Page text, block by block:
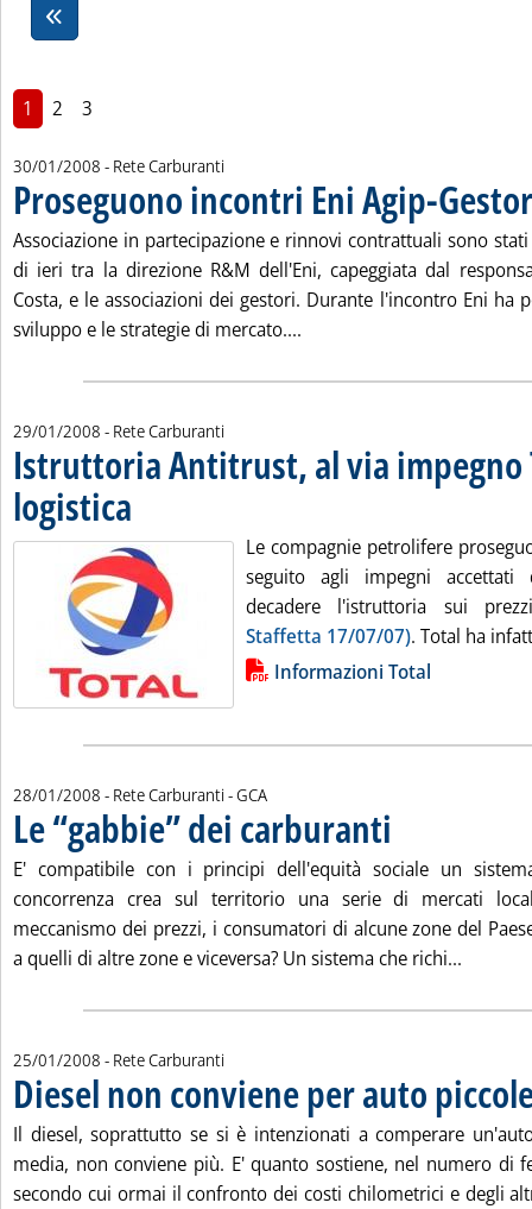
1 2 3
30/01/2008 - Rete Carburanti
Proseguono incontri Eni Agip-
Associazione in partecipazione e rinnovi contrattuali sono
di ieri tra la direzione R&M dell'Eni, capeggiata dal
Costa, e le associazioni dei gestori. Durante l'incontro Eni ha
sviluppo e le strategie di mercato....
29/01/2008 - Rete Carburanti
Istruttoria Antitrust, al via impegno
logistica
Le compagnie petrolifere
seguito agli impegni accettati
decadere l'istruttoria sui
Staffetta 17/07/07). Total ha
Lista allegati PDF alla notiziaInformazioni Total
28/01/2008 - Rete Carburanti -di:
GCA
Le “gabbie” dei carburanti
E' compatibile con i principi dell'equità sociale un
concorrenza crea sul territorio una serie di mercati
meccanismo dei prezzi, i consumatori di alcune zone del
a quelli di altre zone e viceversa? Un sistema che richi...
25/01/2008 - Rete Carburanti
Diesel non conviene per auto
Il diesel, soprattutto se si è intenzionati a comperare
media, non conviene più. E' quanto sostiene, nel numero di
secondo cui ormai il confronto dei costi chilometrici e degli